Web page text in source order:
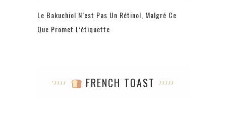
Le Bakuchiol N’est Pas Un Rétinol, Malgré Ce
Que Promet L’étiquette
FRENCH TOAST